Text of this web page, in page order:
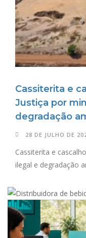
Cassiterita e
Justiça por
degradação
28 DE JULHO DE
Cassiterita e
ilegal e degradação